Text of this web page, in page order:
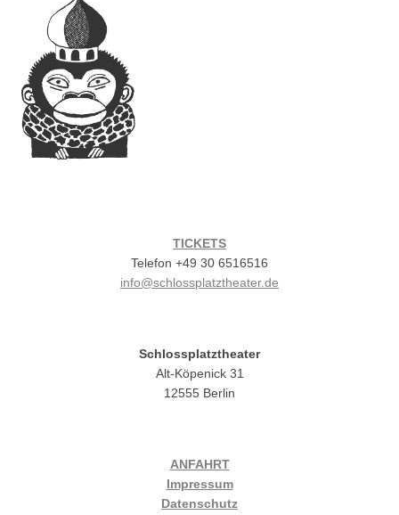
TICKETS
Telefon +49 30 6516516
info@schlossplatztheater.de
Schlossplatztheater
Alt-Köpenick 31
12555 Berlin
ANFAHRT
Impressum
Datenschutz